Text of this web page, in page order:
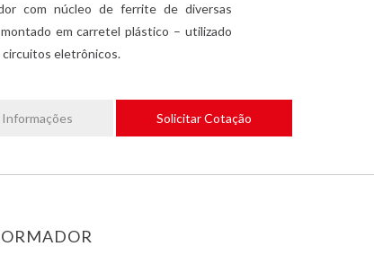
com núcleo de ferrite de diversas
em carretel plástico – utilizado
circuitos eletrônicos.
Informações Solicitar Cotação